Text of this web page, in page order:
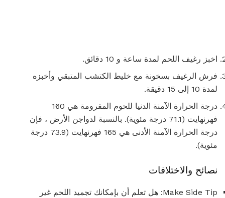
اخبز رغيف اللحم لمدة ساعة و 10 دقائق.
فرش الرغيف بسخونة مع خليط الكتشب المتبقي وأخبزه
لمدة 10 إلى 15 دقيقة.
درجة الحرارة الآمنة الدنيا للحوم المفرومة هي 160
فهرنهايت (71.1 درجة مئوية). بالنسبة لدواجن الأرض ، فإن
درجة الحرارة الآمنة الأدنى هي 165 فهرنهايت (73.9 درجة
مئوية).
نصائح والاختلافات
Make Side Tip: هل تعلم أن بإمكانك تجميد اللحم غير